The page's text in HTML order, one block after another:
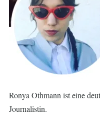
Ronya Othmann ist eine
Journalistin.